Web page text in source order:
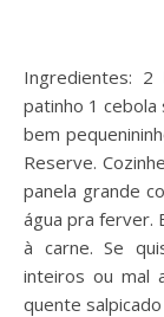
Ingredientes: 2 kg de mandioca 500 g de músculo ou
patinho 1 cebola
bem
Reserve.
panela grande
água pra ferver.
à carne. Se
inteiros ou mal
quente